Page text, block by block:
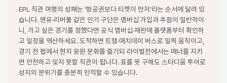
EPL 직관 여행의 성패는 '항공권보다 티켓이 먼저'라는 순서에 달려 있
습니다. 맨유·리버풀 같은 인기 구단은 멤버십 가입과 추첨이 일반적이
니, 가고 싶은 경기를 정했다면 공식 멤버십·재판매 플랫폼부터 확인하
고 일정을 역산하세요. 도착하면 트램·매치데이 버스로 일찍 움직이고,
경기 전 펍에서 현지 응원 문화를 즐기되 라이벌전에서는 매너를 지키
면 안전하고 잊지 못할 직관이 됩니다. 표를 못 구해도 스타디움 투어로
성지의 분위기를 충분히 만끽할 수 있습니다.